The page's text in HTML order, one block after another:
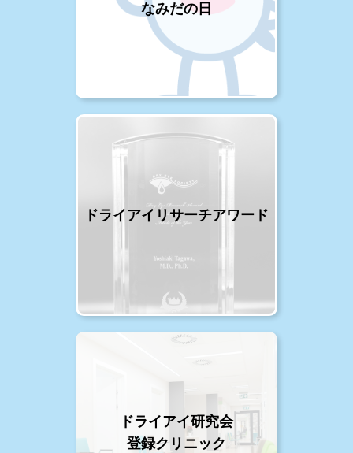
なみだの日
ドライアイリサーチアワード
ドライアイ研究会
登録クリニック